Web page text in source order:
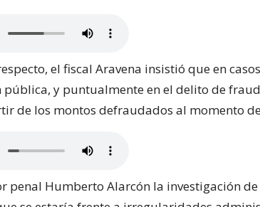
el fiscal Aravena insistió que en
y puntualmente en el delito de
de los montos defraudados al momento
penal Humberto Alarcón la investigación